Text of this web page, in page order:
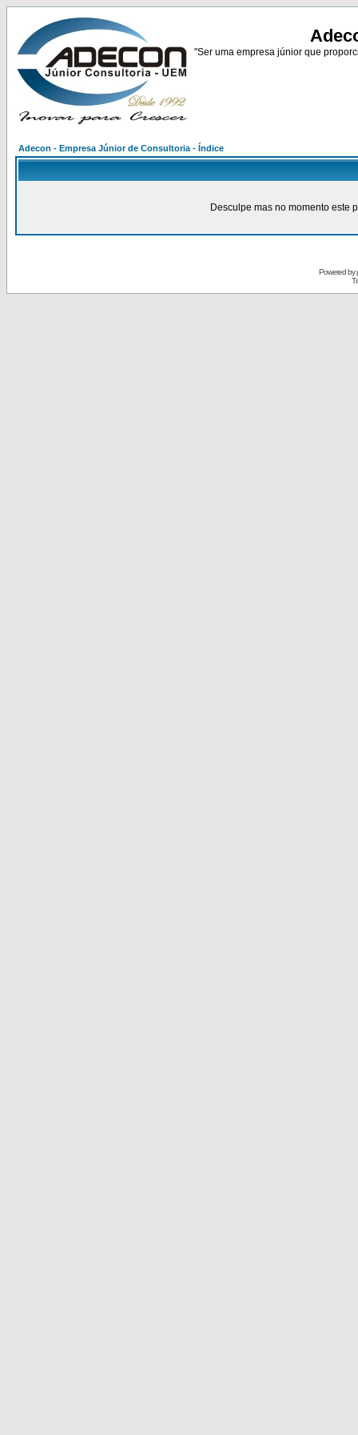
"Ser uma empresa júnior que
Adecon - Empresa Júnior de Consultoria - Índice
Desculpe mas no momento este
Powered by